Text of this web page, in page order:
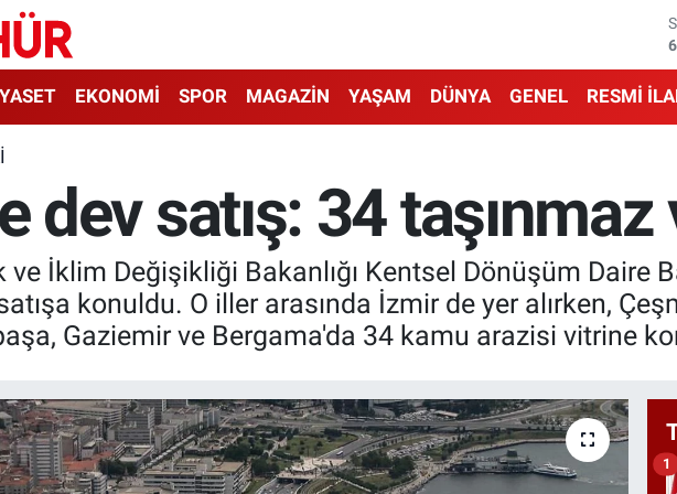
EKONOMİ SPOR MAGAZİN YAŞAM DÜNYA GENEL RESMİ
dev satış: 34
ve İklim Değişikliği Bakanlığı Kentsel Dönüşüm Daire
konuldu. O iller arasında İzmir de yer alırken,
Gaziemir ve Bergama'da 34 kamu arazisi vitrine
1